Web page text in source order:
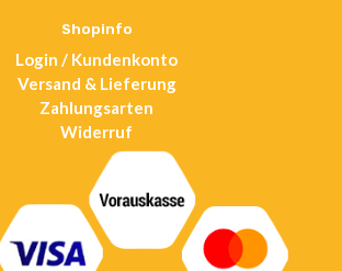
tab
Shopinfo
Login / Kundenkonto
Versand & Lieferung
Zahlungsarten
Widerruf